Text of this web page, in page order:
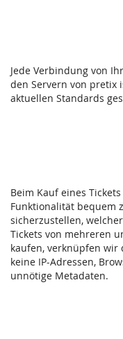
Jede Verbindung von
den Servern von pretix
aktuellen Standards
Beim Kauf eines
Funktionalität bequem
sicherzustellen,
Tickets von mehreren
kaufen, verknüpfen wir
keine IP-Adressen,
unnötige Metadaten.